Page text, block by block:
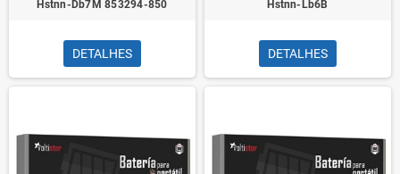
Hstnn-Db7M 853294-850
DETALHES
Hstnn-Lb6B
DETALHES